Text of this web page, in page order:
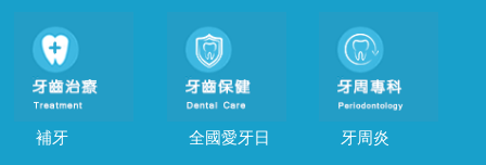
補牙 全國愛牙日 牙周炎